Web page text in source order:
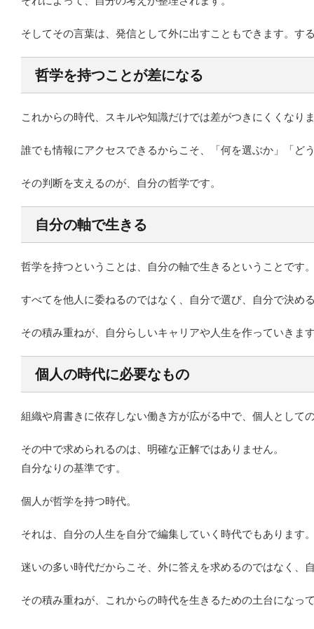
そしてその言葉は、発信として外に出すこともできます。す
哲学を持つことが差になる
これからの時代、スキルや知識だけでは差がつきにくくなり
誰でも情報にアクセスできるからこそ、「何を選ぶか」「ど
その判断を支えるのが、自分の哲学です。
自分の軸で生きる
哲学を持つということは、自分の軸で生きるということです
すべてを他人に委ねるのではなく、自分で選び、自分で決め
その積み重ねが、自分らしいキャリアや人生を作っていきま
個人の時代に必要なもの
組織や肩書きに依存しない働き方が広がる中で、個人として
その中で求められるのは、明確な正解ではありません。
自分なりの基準です。
個人が哲学を持つ時代。
それは、自分の人生を自分で編集していく時代でもあります
迷いの多い時代だからこそ、外に答えを求めるのではなく、
その積み重ねが、これからの時代を生きるための土台になっ